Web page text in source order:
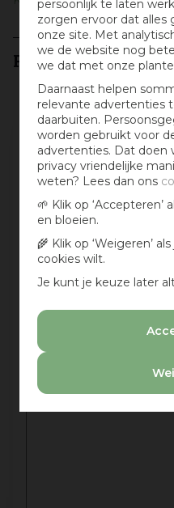
persoonlijk te laten
zorgen ervoor dat
onze site. Met
we de website nog
we dat met onze
Daarnaast helpen
relevante advertenties
daarbuiten.
worden gebruikt voor
advertenties. Dat doen
privacy vriendelijke
weten? Lees dan ons
🌱 Klik op ‘Accepteren’
en bloeien.
🌾 Klik op ‘Weigeren’
cookies wilt.
Je kunt je keuze later
Recensies
Schrijf een review
Deel jouw
maandelijks kans op een
Mijn ervaring in één zin: *
Jouw mening over dit